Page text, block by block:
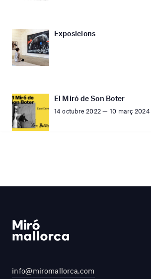
Exposicions
El Miró de Son Boter
14 octubre 2022 — 10 març 2024
info@miromallorca.com